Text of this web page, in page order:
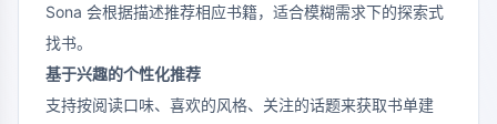
Sona 会根据描述推荐相应书籍，适合模糊需求下的探索式
找书。
基于兴趣的个性化推荐
支持按阅读口味、喜欢的风格、关注的话题来获取书单建